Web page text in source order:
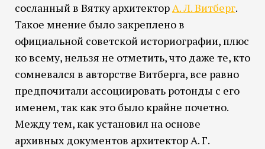
сосланный в Вятку архитекторА. Л. Витберг.
Такое мнение было закреплено в
официальной советской историографии, плюс
ко всему, нельзя не отметить, что даже те, кто
сомневался в авторстве Витберга, все равно
предпочитали ассоциировать ротонды с его
именем, так как это было крайне почетно.
Между тем, как установил на основе
архивных документов архитектор А. Г.